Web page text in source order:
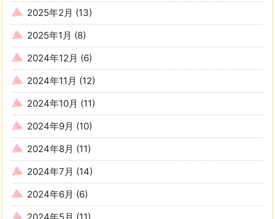
2025年2月 (13)
2025年1月 (8)
2024年12月 (6)
2024年11月 (12)
2024年10月 (11)
2024年9月 (10)
2024年8月 (11)
2024年7月 (14)
2024年6月 (6)